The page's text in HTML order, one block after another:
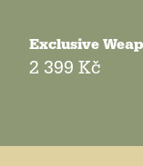
Exclusive
2 399 Kč